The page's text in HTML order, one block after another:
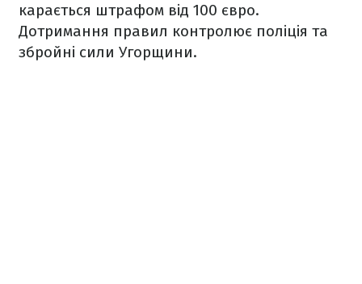
карається штрафом від 100 євро.
Дотримання правил контролює поліція та
збройні сили Угорщини.